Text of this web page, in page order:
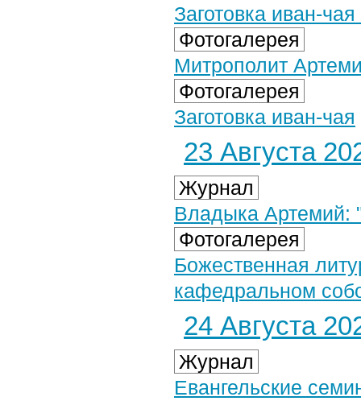
Заготовка иван-
Фотогалерея
Митрополит
Фотогалерея
Заготовка иван-чая
23 Августа
Журнал
Владыка Артемий:
Фотогалерея
Божественная
кафедральном
24 Августа
Журнал
Евангельские